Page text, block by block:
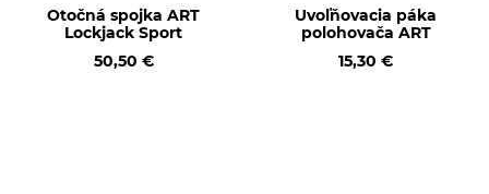
Otočná spojka ART
Lockjack Sport
50,50 €
Uvoľňovacia páka
polohovača ART
15,30 €